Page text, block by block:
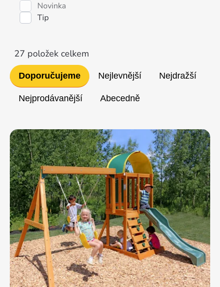
Novinka
Tip
Řazení
produktů
Doporučujeme Nejlevnější Nejdražší
Nejprodávanější Abecedně
27 položek celkem